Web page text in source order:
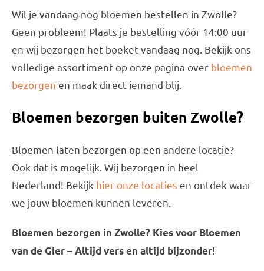
Wil je vandaag nog bloemen bestellen in Zwolle?
Geen probleem! Plaats je bestelling vóór 14:00 uur
en wij bezorgen het boeket vandaag nog. Bekijk ons
volledige assortiment op onze pagina over bloemen
bezorgen en maak direct iemand blij.
Bloemen bezorgen buiten Zwolle?
Bloemen laten bezorgen op een andere locatie?
Ook dat is mogelijk. Wij bezorgen in heel
Nederland! Bekijk hier onze locaties en ontdek waar
we jouw bloemen kunnen leveren.
Bloemen bezorgen in Zwolle? Kies voor Bloemen
van de Gier – Altijd vers en altijd bijzonder!